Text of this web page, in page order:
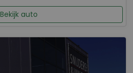
Bekijk auto